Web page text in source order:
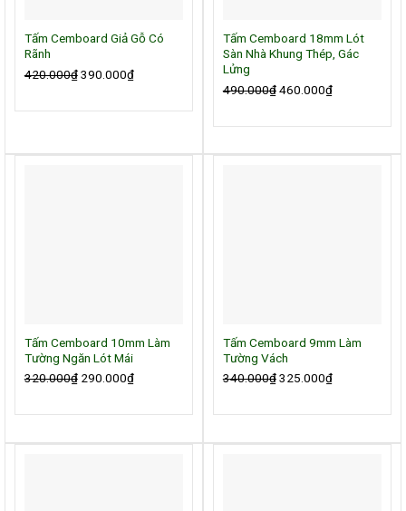
Tấm Cemboard Giả Gỗ Có
Rãnh
420.000₫ Giá
là:
390.000₫Giá
tại
390.000₫.
Tấm Cemboard 18mm Lót
Sàn Nhà Khung Thép, Gác
Lửng
490.000₫ Giá
là:
460.000₫Giá
tại
Tấm Cemboard 10mm Làm
Tường Ngăn Lót Mái
320.000₫ Giá
là:
290.000₫Giá
tại
Tấm Cemboard 9mm Làm
Tường Vách
340.000₫ Giá
là:
325.000₫Giá
tại